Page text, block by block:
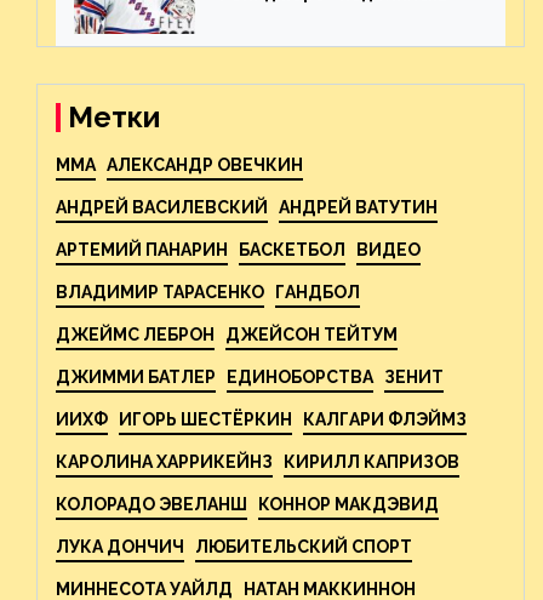
предстоящего финала
Метки
MMA АЛЕКСАНДР ОВЕЧКИН
АНДРЕЙ ВАСИЛЕВСКИЙ АНДРЕЙ ВАТУТИН
АРТЕМИЙ ПАНАРИН БАСКЕТБОЛ ВИДЕО
ВЛАДИМИР ТАРАСЕНКО ГАНДБОЛ
ДЖЕЙМС ЛЕБРОН ДЖЕЙСОН ТЕЙТУМ
ДЖИММИ БАТЛЕР ЕДИНОБОРСТВА ЗЕНИТ
ИИХФ ИГОРЬ ШЕСТЁРКИН КАЛГАРИ ФЛЭЙМЗ
КАРОЛИНА ХАРРИКЕЙНЗ КИРИЛЛ КАПРИЗОВ
КОЛОРАДО ЭВЕЛАНШ КОННОР МАКДЭВИД
ЛУКА ДОНЧИЧ ЛЮБИТЕЛЬСКИЙ СПОРТ
МИННЕСОТА УАЙЛД НАТАН МАККИННОН